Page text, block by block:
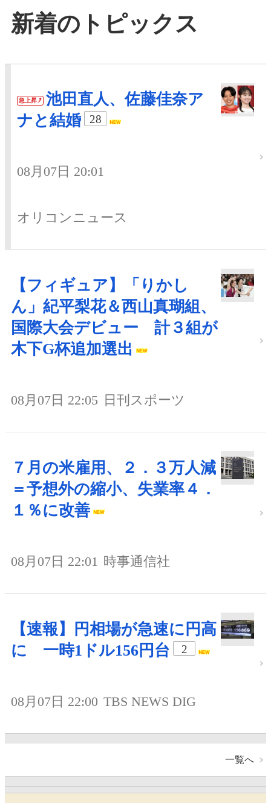
新着のトピックス
急上昇
池田直人、佐藤佳奈ア
ナと結婚
28
08月07日 20:01
オリコンニュース
【フィギュア】「りかし
ん」紀平梨花＆西山真瑚組、
国際大会デビュー 計３組が
木下G杯追加選出
08月07日 22:05 日刊スポーツ
７月の米雇用、２．３万人減
＝予想外の縮小、失業率４．
１％に改善
08月07日 22:01 時事通信社
【速報】円相場が急速に円高
に 一時1ドル156円台
2
08月07日 22:00 TBS NEWS DIG
一覧へ